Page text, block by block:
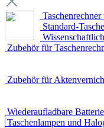
Standard-
Zubehör für
Zubehör für
Wiederaufladbare
Taschenlampen und